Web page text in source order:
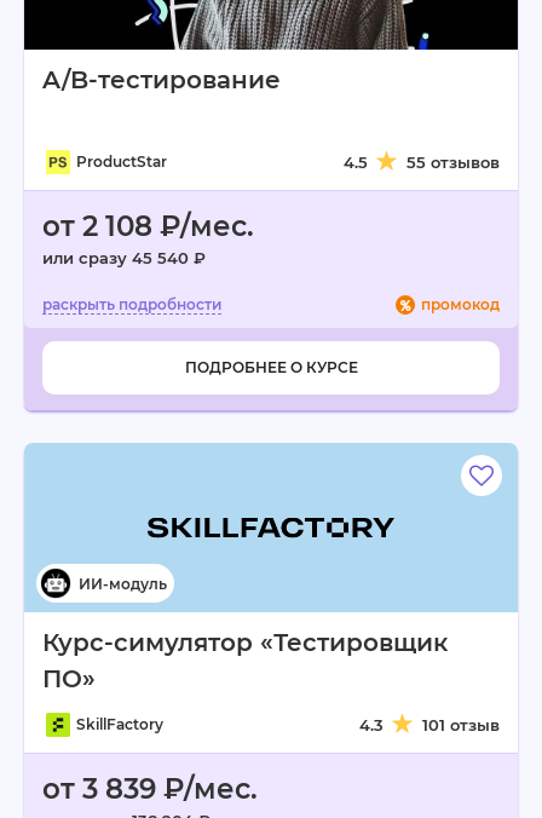
A/B-тестирование
ProductStar 4.5 55 отзывов
от 2 108 ₽/мес.
или сразу 45 540 ₽
промокод
ПОДРОБНЕЕ О КУРСЕ
Курс-симулятор «Тестировщик
ПО»
SkillFactory 4.3 101 отзыв
от 3 839 ₽/мес.